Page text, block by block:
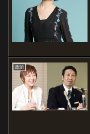
政治